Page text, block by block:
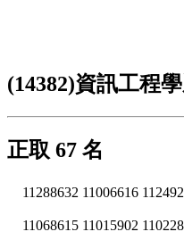
(14382)資訊工程
正取 67 名
11288632 11006616
11068615 11015902